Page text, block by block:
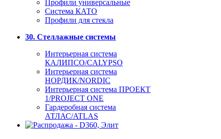
Профили универсальные
Система КАТО
Профили для стекла
30. Стеллажные системы
Интерьерная система
КАЛИПСО/CALYPSO
Интерьерная система
НОРДИК/NORDIC
Интерьерная система ПРОЕКТ
1/PROJECT ONE
Гардеробная система
АТЛАС/ATLAS